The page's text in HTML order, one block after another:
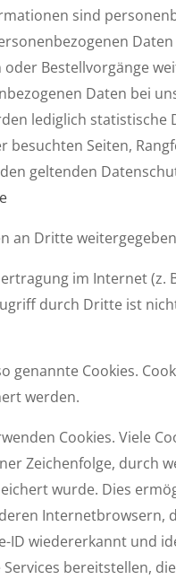
sind
Bestell­vorgänge
Daten bei
lediglich
besuchten Seiten,
geltenden
an Dritte
im Internet (z.
durch Dritte ist
genannte Cookies.
werden.
Cookies. Viele
Zeichenfolge,
wurde. Dies
ID wiedererkannt und
bereitstellen,